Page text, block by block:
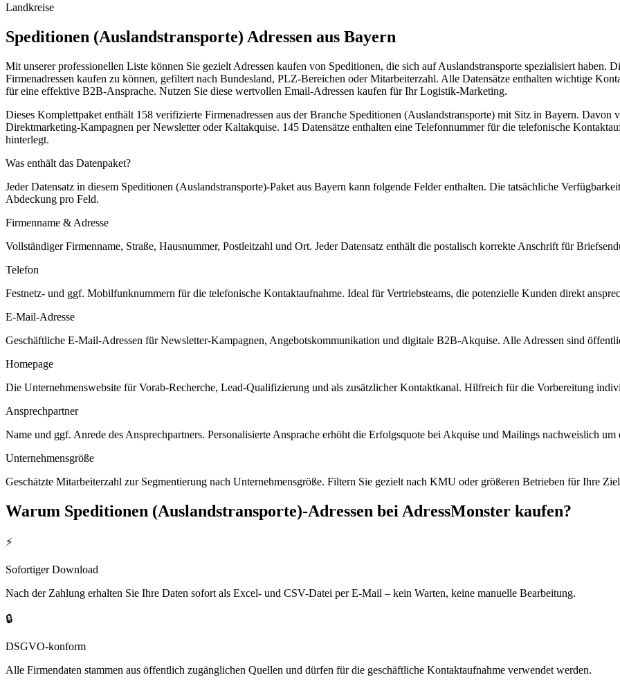
Landkreise
Speditionen (Auslandstransporte) Adressen aus Bayern
Mit unserer professionellen Liste können Sie gezielt Adressen kaufen von Speditionen, die sich auf Auslandstransporte spezialisiert haben.
Firmenadressen kaufen zu können, gefiltert nach Bundesland, PLZ-Bereichen oder Mitarbeiterzahl. Alle Datensätze enthalten wichtige
für eine effektive B2B-Ansprache. Nutzen Sie diese wertvollen Email-Adressen kaufen für Ihr Logistik-Marketing.
Dieses Komplettpaket enthält 158 verifizierte Firmenadressen aus der Branche Speditionen (Auslandstransporte) mit Sitz in Bayern. Davon
Direktmarketing-Kampagnen per Newsletter oder Kaltakquise. 145 Datensätze enthalten eine Telefonnummer für die telefonische
hinterlegt.
Was enthält das Datenpaket?
Jeder Datensatz in diesem Speditionen (Auslandstransporte)-Paket aus Bayern kann folgende Felder enthalten. Die tatsächliche
Abdeckung pro Feld.
Firmenname & Adresse
Vollständiger Firmenname, Straße, Hausnummer, Postleitzahl und Ort. Jeder Datensatz enthält die postalisch korrekte Anschrift für
Telefon
Festnetz- und ggf. Mobilfunknummern für die telefonische Kontaktaufnahme. Ideal für Vertriebsteams, die potenzielle Kunden direkt
E-Mail-Adresse
Geschäftliche E-Mail-Adressen für Newsletter-Kampagnen, Angebotskommunikation und digitale B2B-Akquise. Alle Adressen sind
Homepage
Die Unternehmenswebsite für Vorab-Recherche, Lead-Qualifizierung und als zusätzlicher Kontaktkanal. Hilfreich für die Vorbereitung
Ansprechpartner
Name und ggf. Anrede des Ansprechpartners. Personalisierte Ansprache erhöht die Erfolgsquote bei Akquise und Mailings nachweislich um
Unternehmensgröße
Geschätzte Mitarbeiterzahl zur Segmentierung nach Unternehmensgröße. Filtern Sie gezielt nach KMU oder größeren Betrieben für Ihre
Warum Speditionen (Auslandstransporte)-Adressen bei AdressMonster kaufen?
⚡
Sofortiger Download
Nach der Zahlung erhalten Sie Ihre Daten sofort als Excel- und CSV-Datei per E-Mail – kein Warten, keine manuelle Bearbeitung.
🔒
DSGVO-konform
Alle Firmendaten stammen aus öffentlich zugänglichen Quellen und dürfen für die geschäftliche Kontaktaufnahme verwendet werden.